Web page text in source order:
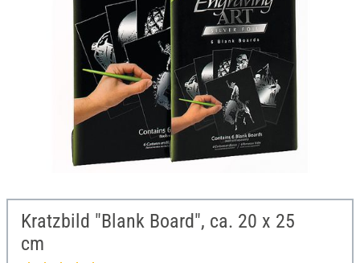
Kratzbild "Blank Board", ca. 20 x 25
cm